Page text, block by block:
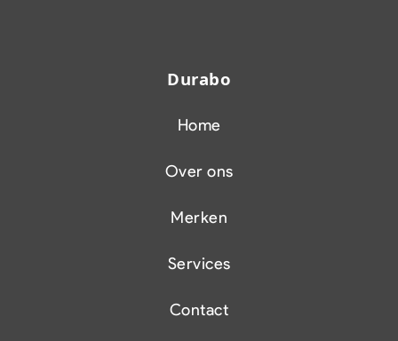
Durabo
Home
Over ons
Merken
Services
Contact